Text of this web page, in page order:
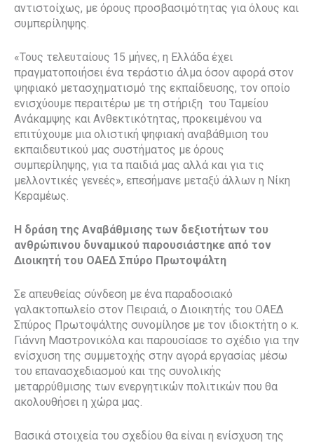
αντιστοίχως, με όρους προσβασιμότητας για όλους και
συμπερίληψης.
«Τους τελευταίους 15 μήνες, η Ελλάδα έχει
πραγματοποιήσει ένα τεράστιο άλμα όσον αφορά στον
ψηφιακό μετασχηματισμό της εκπαίδευσης, τον οποίο
ενισχύουμε περαιτέρω με τη στήριξη του Ταμείου
Ανάκαμψης και Ανθεκτικότητας, προκειμένου να
επιτύχουμε μια ολιστική ψηφιακή αναβάθμιση του
εκπαιδευτικού μας συστήματος με όρους
συμπερίληψης, για τα παιδιά μας αλλά και για τις
μελλοντικές γενεές», επεσήμανε μεταξύ άλλων η Νίκη
Κεραμέως.
Η δράση της Αναβάθμισης των δεξιοτήτων του
ανθρώπινου δυναμικού παρουσιάστηκε από τον
Διοικητή του ΟΑΕΔ Σπύρο Πρωτοψάλτη
Σε απευθείας σύνδεση με ένα παραδοσιακό
γαλακτοπωλείο στον Πειραιά, ο Διοικητής του ΟΑΕΔ
Σπύρος Πρωτοψάλτης συνομίλησε με τον ιδιοκτήτη ο κ.
Γιάννη Μαστρονικόλα και παρουσίασε το σχέδιο για την
ενίσχυση της συμμετοχής στην αγορά εργασίας μέσω
του επανασχεδιασμού και της συνολικής
μεταρρύθμισης των ενεργητικών πολιτικών που θα
ακολουθήσει η χώρα μας.
Βασικά στοιχεία του σχεδίου θα είναι η ενίσχυση της